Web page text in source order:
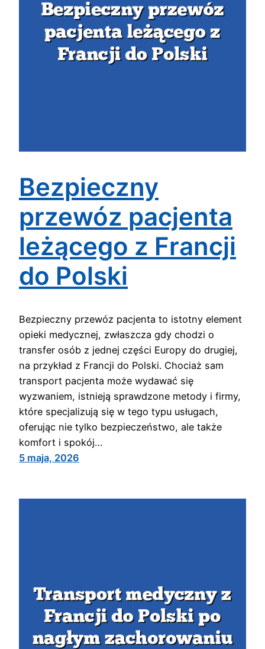
Bezpieczny
przewóz pacjenta
leżącego z Francji
do Polski
Bezpieczny przewóz pacjenta to istotny element
opieki medycznej, zwłaszcza gdy chodzi o
transfer osób z jednej części Europy do drugiej,
na przykład z Francji do Polski. Chociaż sam
transport pacjenta może wydawać się
wyzwaniem, istnieją sprawdzone metody i firmy,
które specjalizują się w tego typu usługach,
oferując nie tylko bezpieczeństwo, ale także
komfort i spokój…
5 maja, 2026